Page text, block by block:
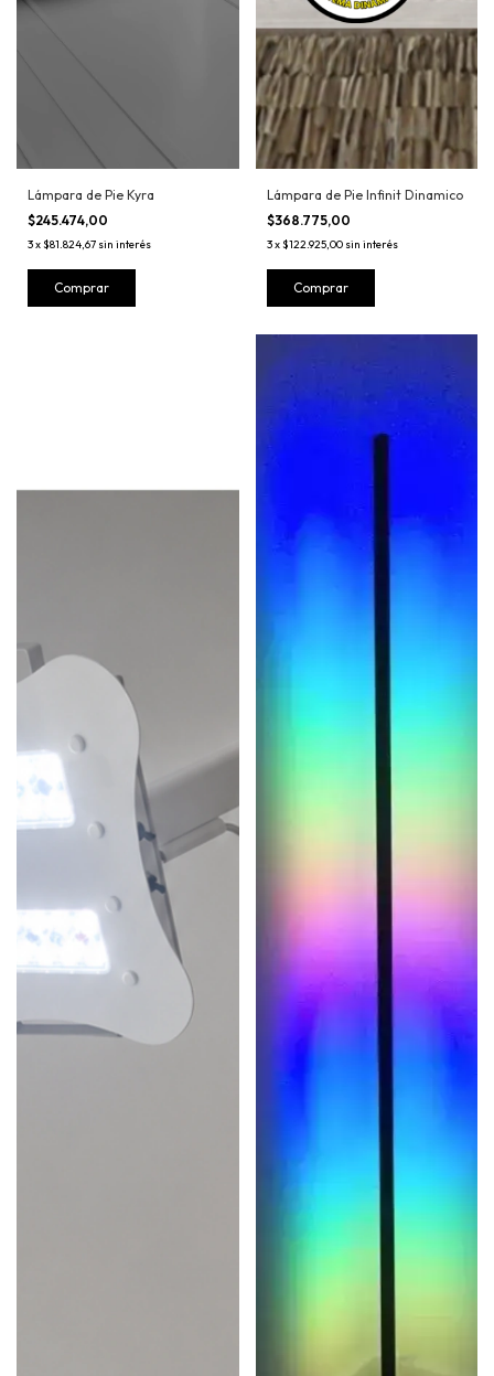
Lámpara de Pie Kyra
$245.474,00
3x$81.824,67 sin interés
Comprar
Lámpara de Pie Infinit Dinamico
$368.775,00
3x$122.925,00 sin interés
Comprar